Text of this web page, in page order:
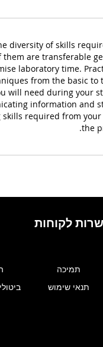
diversity of skills
are transferable
laboratory time.
from the basic
will need during your
information
required from
the
שרות לקוחות
תמיכה
תנאי שימוש